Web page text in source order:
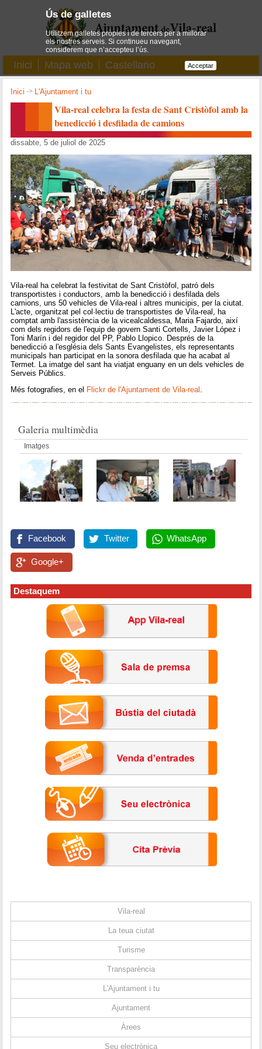
Inici Mapa web Castellano
Inici -> L'Ajuntament i tu
Vila-real celebra la festa de Sant Cristòfol amb la
benedicció i desfilada de camions
dissabte, 5 de juliol de 2025
Vila-real ha celebrat la festivitat de Sant Cristòfol, patró dels
transportistes i conductors, amb la benedicció i desfilada dels
camions, uns 50 vehicles de Vila-real i altres municipis, per la ciutat.
L'acte, organitzat pel col·lectiu de transportistes de Vila-real, ha
comptat amb l'assistència de la vicealcaldessa, Maria Fajardo, així
com dels regidors de l'equip de govern Santi Cortells, Javier López i
Toni Marín i del regidor del PP, Pablo Llopico. Després de la
benedicció a l'església dels Sants Evangelistes, els representants
municipals han participat en la sonora desfilada que ha acabat al
Termet. La imatge del sant ha viatjat enguany en un dels vehicles de
Serveis Públics.
Més fotografies, en el Flickr de l'Ajuntament de Vila-real
Galeria multimèdia
Imatges
Facebook Twitter WhatsApp
Google+
Destaquem
Vila-real
La teua ciutat
Turisme
Transparència
L'Ajuntament i tu
Ajuntament
Àrees
Seu electrònica
Ús de galletes
Utilitzem galletes pròpies i de tercers per a millorar
els nostres serveis. Si continueu navegant,
considerem que n’accepteu l’ús.
Acceptar